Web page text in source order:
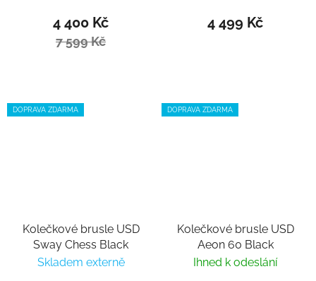
4 400 Kč
7 599 Kč
4 499 Kč
DOPRAVA ZDARMA
Kolečkové brusle USD
Sway Chess Black
Skladem externě
DOPRAVA ZDARMA
Kolečkové brusle USD
Aeon 60 Black
Ihned k odeslání